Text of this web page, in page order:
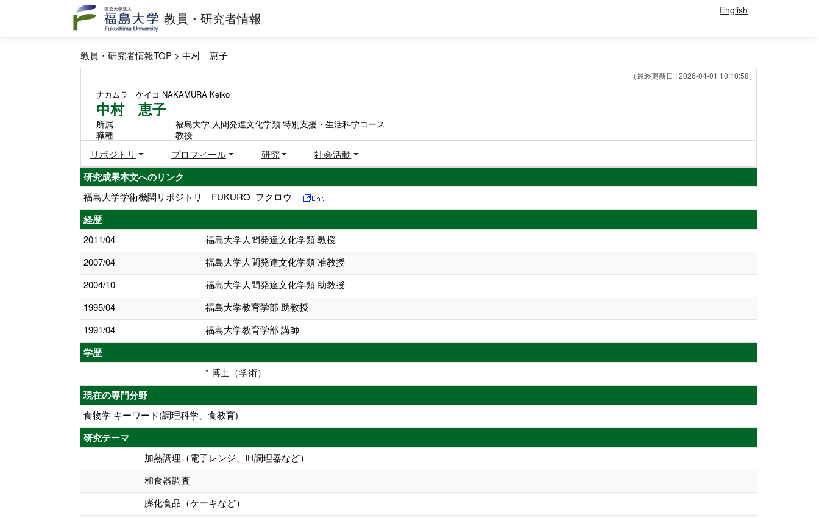
教員・研究者情報 English
教員・研究者情報TOP > 中村 恵子
（最終更新日 : 2026-04-01 10:10:58）
ナカムラ ケイコ NAKAMURA Keiko
中村 恵子
所属
福島大学 人間発達文化学類 特別支援・生活科学コース
職種
教授
リポジトリ プロフィール 研究 社会活動
研究成果本文へのリンク
福島大学学術機関リポジトリ FUKURO_フクロウ_
経歴
2011/04
福島大学人間発達文化学類 教授
2007/04
福島大学人間発達文化学類 准教授
2004/10
福島大学人間発達文化学類 助教授
1995/04
福島大学教育学部 助教授
1991/04
福島大学教育学部 講師
学歴
* 博士（学術）
現在の専門分野
食物学 キーワード(調理科学、食教育)
研究テーマ
加熱調理（電子レンジ、IH調理器など）
和食器調査
膨化食品（ケーキなど）